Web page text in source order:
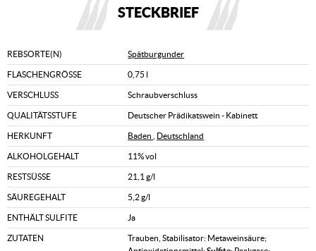
STECKBRIEF
REBSORTE(N) Spätburgunder
FLASCHENGRÖSSE 0,75 l
VERSCHLUSS Schraubverschluss
QUALITÄTSSTUFE Deutscher Prädikatswein - Kabinett
HERKUNFT Baden Deutschland
ALKOHOLGEHALT 11% vol
RESTSÜSSE 21,1 g/l
SÄUREGEHALT 5,2 g/l
ENTHÄLT SULFITE Ja
ZUTATEN
Trauben, Stabilisator: Metaweinsäure;